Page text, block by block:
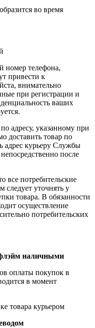
во время
номер телефона,
привести к
внимательно
при регистрации и
ваших
адресу, указанному при
доставить товар по
адрес курьеру Службы
после
все потребительские
следует уточнять у
товара. В обязанности
осуществление
потребительских
наличными
оплаты покупок в
в момент
товара курьером